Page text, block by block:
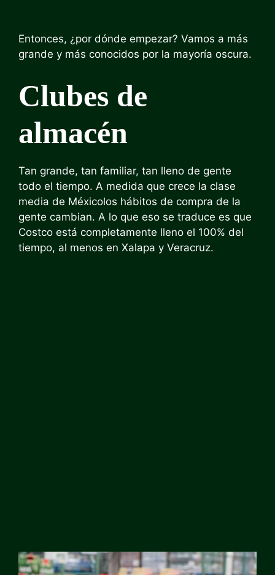
Entonces, ¿por dónde empezar? Vamos a más
grande y más conocidos por la mayoría oscura.
Clubes de
almacén
Tan grande, tan familiar, tan lleno de gente
todo el tiempo. A medida que crece la clase
media de Méxicolos hábitos de compra de la
gente cambian. A lo que eso se traduce es que
Costco está completamente lleno el 100% del
tiempo, al menos en Xalapa y Veracruz.